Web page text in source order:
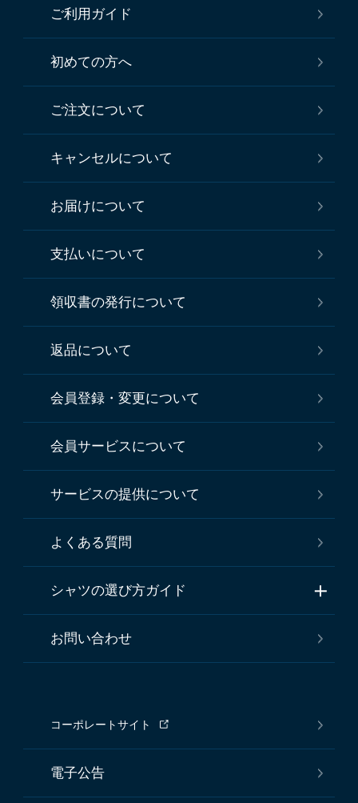
ご利用ガイド
初めての方へ
ご注文について
キャンセルについて
お届けについて
支払いについて
領収書の発行について
返品について
会員登録・変更について
会員サービスについて
サービスの提供について
よくある質問
シャツの選び方ガイド
お問い合わせ
コーポレートサイト
電子公告